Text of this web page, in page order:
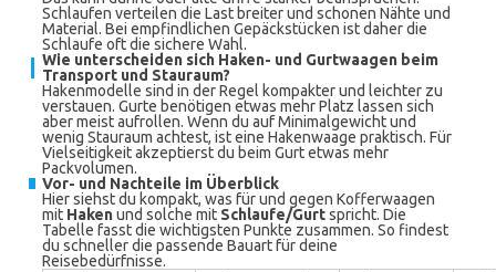
Schlaufen verteilen die Last breiter und schonen Nähte und
Material. Bei empfindlichen Gepäckstücken ist daher die
Schlaufe oft die sichere Wahl.
Wie unterscheiden sich Haken- und Gurtwaagen beim
Transport und Stauraum?
Hakenmodelle sind in der Regel kompakter und leichter zu
verstauen. Gurte benötigen etwas mehr Platz lassen sich
aber meist aufrollen. Wenn du auf Minimalgewicht und
wenig Stauraum achtest, ist eine Hakenwaage praktisch. Für
Vielseitigkeit akzeptierst du beim Gurt etwas mehr
Packvolumen.
Vor- und Nachteile im Überblick
Hier siehst du kompakt, was für und gegen Kofferwaagen
mit Hakenund solche mit Schlaufe/Gurtspricht. Die
Tabelle fasst die wichtigsten Punkte zusammen. So findest
du schneller die passende Bauart für deine
Reisebedürfnisse.